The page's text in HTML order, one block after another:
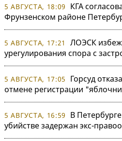
5 АВГУСТА, 18:09
КГА
Фрунзенском районе
5 АВГУСТА, 17:21
ЛОЭСК
урегулирования спора с
5 АВГУСТА, 17:05
Горсуд
отмене регистрации
5 АВГУСТА, 16:59
В
убийстве задержан экс-